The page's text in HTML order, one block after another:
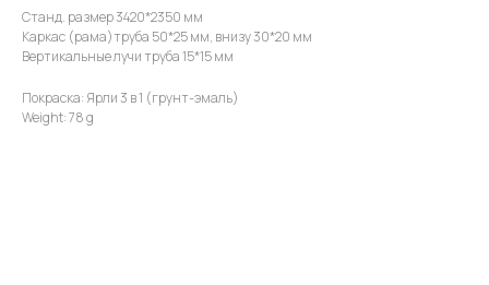
Станд. размер 3420*2350 мм
Каркас (рама)труба 50*25 мм, внизу 30*20 мм
Вертикальные лучи труба 15*15 мм
Покраска: Ярли 3 в 1 (грунт-эмаль)
Weight: 78 g